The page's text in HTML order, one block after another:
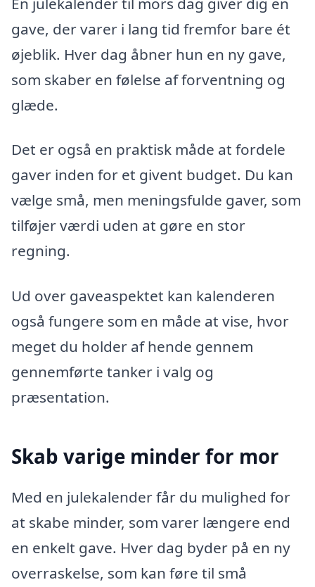
gave, der varer i lang tid fremfor bare ét
øjeblik. Hver dag åbner hun en ny gave,
som skaber en følelse af forventning og
glæde.
Det er også en praktisk måde at fordele
gaver inden for et givent budget. Du kan
vælge små, men meningsfulde gaver, som
tilføjer værdi uden at gøre en stor
regning.
Ud over gaveaspektet kan kalenderen
også fungere som en måde at vise, hvor
meget du holder af hende gennem
gennemførte tanker i valg og
præsentation.
Skab varige minder for mor
Med en julekalender får du mulighed for
at skabe minder, som varer længere end
en enkelt gave. Hver dag byder på en ny
overraskelse, som kan føre til små